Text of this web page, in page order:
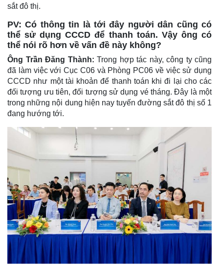
sắt đô thị.
PV: Có thông tin là tới đây người dân cũng có
thể sử dụng CCCD để thanh toán. Vậy ông có
thể nói rõ hơn về vấn đề này không?
Ông Trần Đăng Thành: Trong hợp tác này, công ty cũng
đã làm việc với Cục C06 và Phòng PC06 về việc sử dụng
CCCD như một tài khoản để thanh toán khi đi lại cho các
đối tượng ưu tiên, đối tượng sử dụng vé tháng. Đây là một
trong những nội dung hiện nay tuyến đường sắt đô thị số 1
đang hướng tới.